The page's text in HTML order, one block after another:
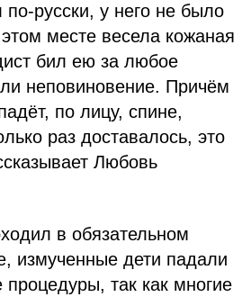
по-русски, у него не было
месте весела кожаная
бил ею за любое
неповиновение. Причём
по лицу, спине,
раз доставалось, это
Любовь
в обязательном
измученные дети падали
так как многие